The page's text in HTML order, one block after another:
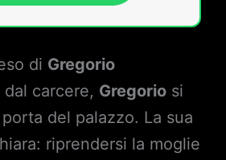
di Gregorio
carcere, Gregoriosi
del palazzo. La sua
riprendersi la moglie